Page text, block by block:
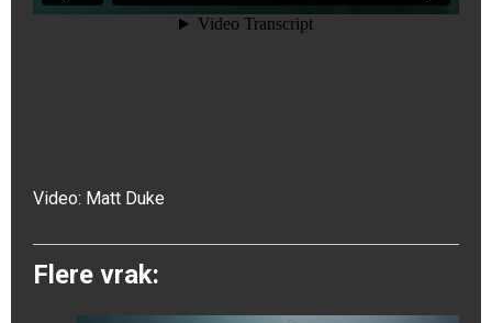
Video: Matt Duke
Flere vrak: